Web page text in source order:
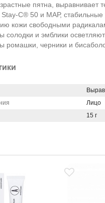
пятна, выравнивает
Stay-C® 50 и МАР,
кожи свободными
солодки и эмблики
ромашки, черники и
Лицо
15 г